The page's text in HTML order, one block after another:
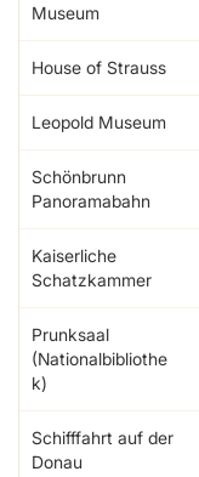
Museum
House of Strauss
Leopold Museum
Schönbrunn
Panoramabahn
Kaiserliche
Schatzkammer
Prunksaal
(Nationalbibliothe
k)
Schifffahrt auf der
Donau